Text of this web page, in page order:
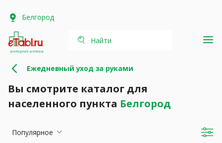
Белгород
интернет-аптека
Найти
Ежедневный уход за руками
Вы смотрите каталог для
населенного пункта Белгород
Популярное